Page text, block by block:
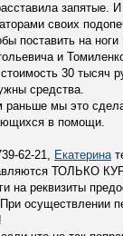
запятые.
своих
поставить на
и
30 тысяч
средства.
раньше мы это
в помощи.
62-21, Екатерина
ТОЛЬКО
на реквизиты
осуществлении